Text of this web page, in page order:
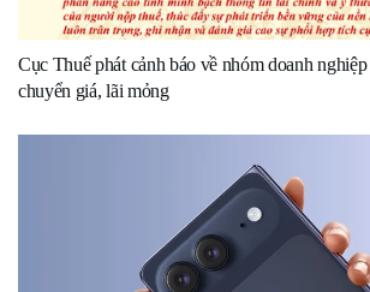
Cục Thuế phát cảnh báo về nhóm doanh
chuyển giá, lãi mỏng